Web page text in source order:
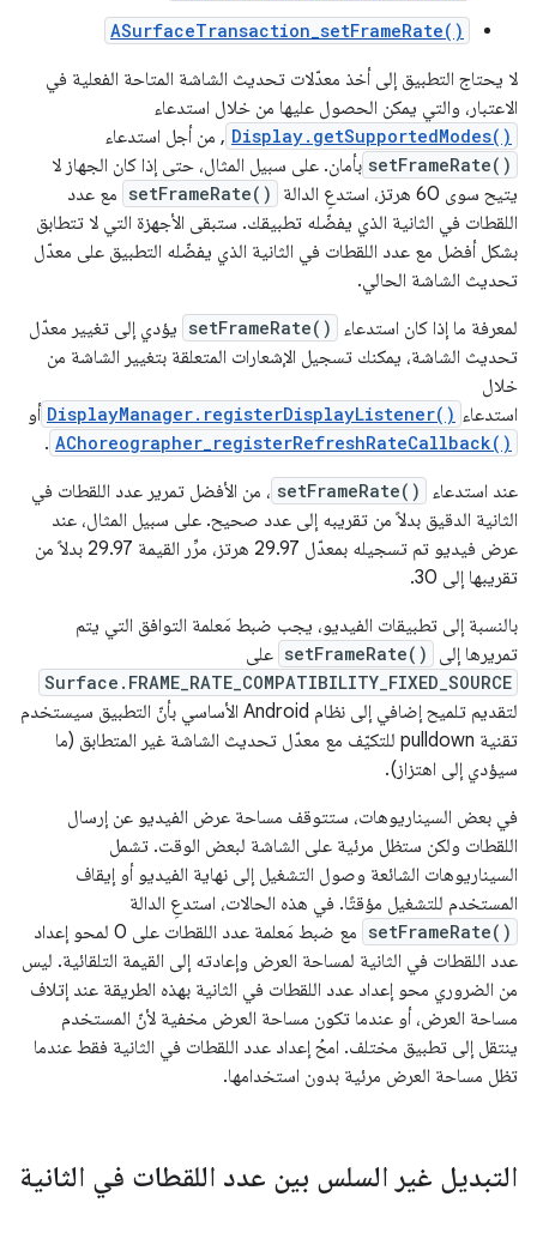
ASurfaceTransaction_setFrameRate()
لا يحتاج التطبيق إلى أخذ معدّلات تحديث الشاشة المتاحة الفعلية في
الاعتبار، والتي يمكن الحصول عليها من خلال استدعاء
Display.getSupportedModes() , من أجل استدعاء
setFrameRate() بأمان. على سبيل المثال، حتى إذا كان الجهاز لا
يتيح سوى 60 هرتز، استدعِ الدالة
setFrameRate() مع عدد
اللقطات في الثانية الذي يفضّله تطبيقك. ستبقى الأجهزة التي لا تتطابق
بشكل أفضل مع عدد اللقطات في الثانية الذي يفضّله التطبيق على معدّل
تحديث الشاشة الحالي.
لمعرفة ما إذا كان استدعاء
setFrameRate() يؤدي إلى تغيير معدّل
تحديث الشاشة، يمكنك تسجيل الإشعارات المتعلقة بتغيير الشاشة من
خلال
استدعاء DisplayManager.registerDisplayListener() أو
AChoreographer_registerRefreshRateCallback()
.
عند استدعاء
setFrameRate() ، من الأفضل تمرير عدد اللقطات في
الثانية الدقيق بدلاً من تقريبه إلى عدد صحيح. على سبيل المثال، عند
عرض فيديو تم تسجيله بمعدّل 29.97 هرتز، مرِّر القيمة 29.97 بدلاً من
تقريبها إلى 30.
بالنسبة إلى تطبيقات الفيديو، يجب ضبط مَعلمة التوافق التي يتم
تمريرها إلى
setFrameRate() على
Surface.FRAME_RATE_COMPATIBILITY_FIXED_SOURCE
لتقديم تلميح إضافي إلى نظام Android الأساسي بأنّ التطبيق سيستخدم
تقنية pulldown للتكيّف مع معدّل تحديث الشاشة غير المتطابق (ما
سيؤدي إلى اهتزاز).
في بعض السيناريوهات، ستتوقف مساحة عرض الفيديو عن إرسال
اللقطات ولكن ستظل مرئية على الشاشة لبعض الوقت. تشمل
السيناريوهات الشائعة وصول التشغيل إلى نهاية الفيديو أو إيقاف
المستخدم للتشغيل مؤقتًا. في هذه الحالات، استدعِ الدالة
setFrameRate()
مع ضبط مَعلمة عدد اللقطات على 0 لمحو إعداد
عدد اللقطات في الثانية لمساحة العرض وإعادته إلى القيمة التلقائية. ليس
من الضروري محو إعداد عدد اللقطات في الثانية بهذه الطريقة عند إتلاف
مساحة العرض، أو عندما تكون مساحة العرض مخفية لأنّ المستخدم
ينتقل إلى تطبيق مختلف. امحُ إعداد عدد اللقطات في الثانية فقط عندما
تظل مساحة العرض مرئية بدون استخدامها.
التبديل غير السلس بين عدد اللقطات في الثانية